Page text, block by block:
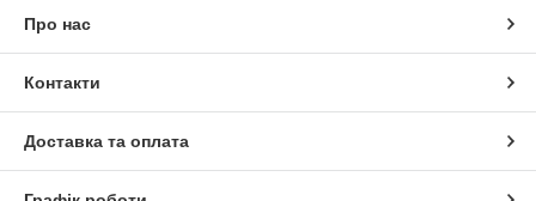
Про нас
Контакти
Доставка та оплата